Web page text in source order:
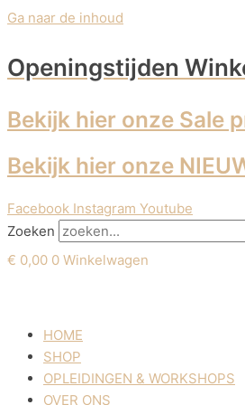
Ga naar de inhoud
Openingstijden
Bekijk hier onze Sale
Bekijk hier onze
Facebook Instagram Youtube
Zoeken
€ 0,00 0 Winkelwagen
HOME
SHOP
OPLEIDINGEN & WORKSHOPS
OVER ONS